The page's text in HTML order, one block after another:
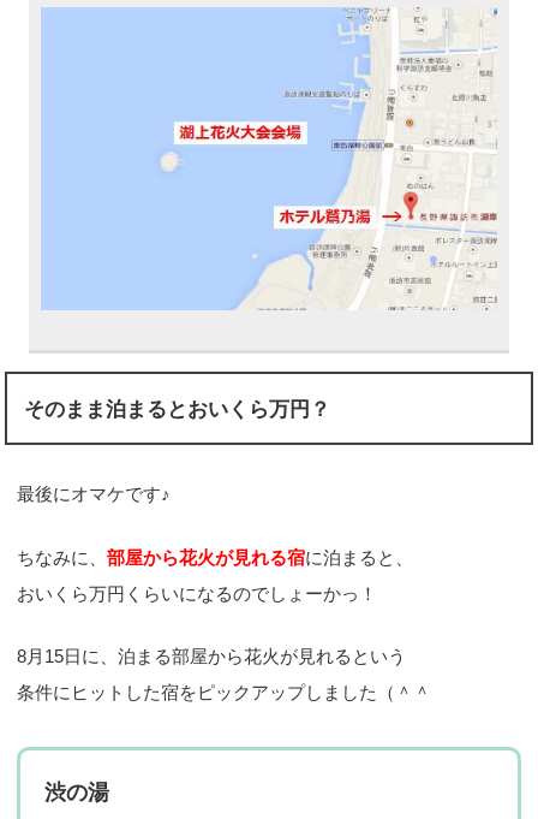
そのまま泊まるとおいくら万円？
最後にオマケです♪
ちなみに、部屋から花火が見れる宿に泊まると、
おいくら万円くらいになるのでしょーかっ！
8月15日に、泊まる部屋から花火が見れるという
条件にヒットした宿をピックアップしました（＾＾
渋の湯